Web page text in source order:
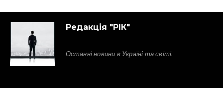
Редакція "РІК"
Останні новини в Україні та світі.